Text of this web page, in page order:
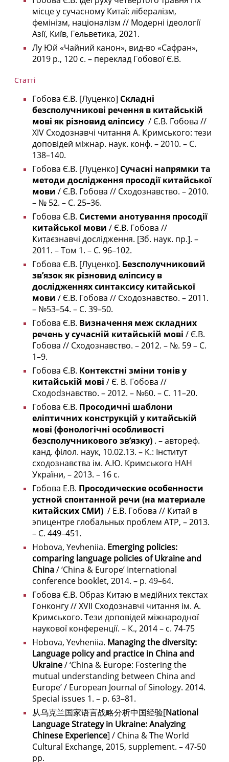
місце у сучасному Китаї: лібералізм,
фемінізм, націоналізм // Модерні ідеології
Азії, Київ, Гельветика, 2021.
Лу Юй «Чайний канон», вид-во «Сафран»,
2019 р., 120 с. – переклад Гобової Є.В.
Статті
Гобова Є.В. [Луценко] Складні
безсполучникові речення в китайській
мові як різновид еліпсису / Є.В. Гобова //
XIV Сходознавчі читання А. Кримського: тези
доповідей міжнар. наук. конф. – 2010. – С.
138–140.
Гобова Є.В. [Луценко] Сучасні напрямки та
методи дослідження просодії китайської
мови / Є.В. Гобова // Сходознавство. – 2010.
– № 52. – С. 25–36.
Гобова Є.В. Системи анотування просодії
китайської мови / Є.В. Гобова //
Китаєзнавчі дослідження. [Зб. наук. пр.]. –
2011. – Том 1. – С. 96–102.
Гобова Є.В. [Луценко]. Безсполучниковий
зв’язок як різновид еліпсису в
дослідженнях синтаксису китайської
мови / Є.В. Гобова // Сходознавство. – 2011.
– №53–54. – С. 39–50.
Гобова Є.В. Визначення меж складних
речень у сучасній китайській мові / Є.В.
Гобова // Сходознавство. – 2012. – №. 59 – С.
1–9.
Гобова Є.В. Контекстні зміни тонів у
китайській мові / Є. В. Гобова //
Сходоdзнавство. – 2012. – №60. – С. 11–20.
Гобова Є.В. Просодичні шаблони
еліптичних конструкцій у китайській
мові (фонологічні особливості
безсполучникового зв’язку) . – автореф.
канд. філол. наук, 10.02.13. – К.: Інститут
сходознавства ім. А.Ю. Кримського НАН
України, – 2013. – 16 с.
Гобова Е.В. Просодические особенности
устной спонтанной речи (на материале
китайских СМИ) / Е.В. Гобова // Китай в
эпицентре глобальных проблем АТР, – 2013.
– С. 449–451.
Hobova, Yevheniia. Emerging policies:
comparing language policies of Ukraine and
China/ ‘China & Europe’ International
conference booklet, 2014. – p. 49–64.
Гобова Є.В. Образ Китаю в медійних текстах
Гонконгу // XVII Сходознавчі читання ім. А.
Кримського. Тези доповідей міжнародної
наукової конференції. – К., 2014 – с. 74-75
Hobova, Yevheniia. Managing the diversity:
Language policy and practice in China and
Ukraine/ ‘China & Europe: Fostering the
mutual understanding between China and
Europe’ / European Journal of Sinology. 2014.
Special issues 1. – p. 63–81.
从乌克兰国家语言战略分析中国经验[National
Language Strategy in Ukraine: Analyzing
Chinese Experience] / China & The World
Cultural Exchange, 2015, supplement. – 47-50
pp.